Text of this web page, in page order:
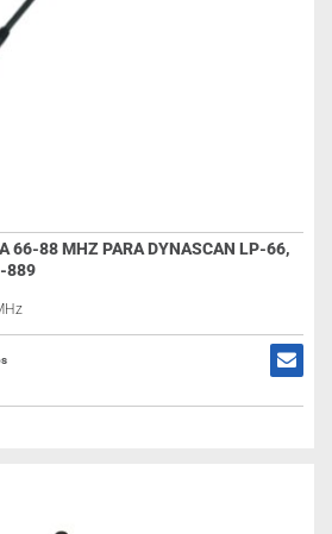
66-88 MHZ PARA DYNASCAN LP-66,
889